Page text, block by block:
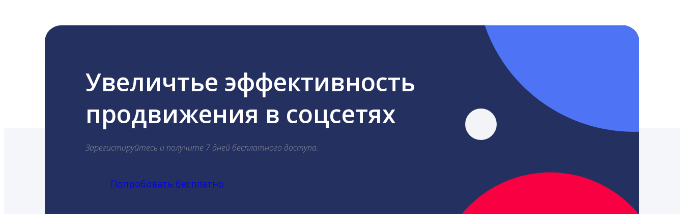
Увеличтье эффективность
продвижения в соцсетях
Зарегистируйтесь и получите 7 дней бесплатного доступа.
Попробовать бесплатно